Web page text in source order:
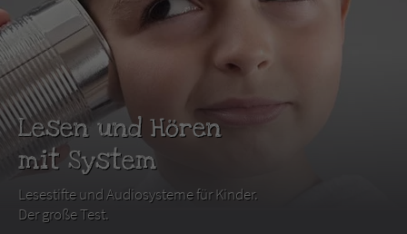
Lesen und Hören
mit System
Lesestifte und Audiosysteme für Kinder.
Der große Test.